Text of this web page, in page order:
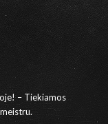
– Tiekiamos